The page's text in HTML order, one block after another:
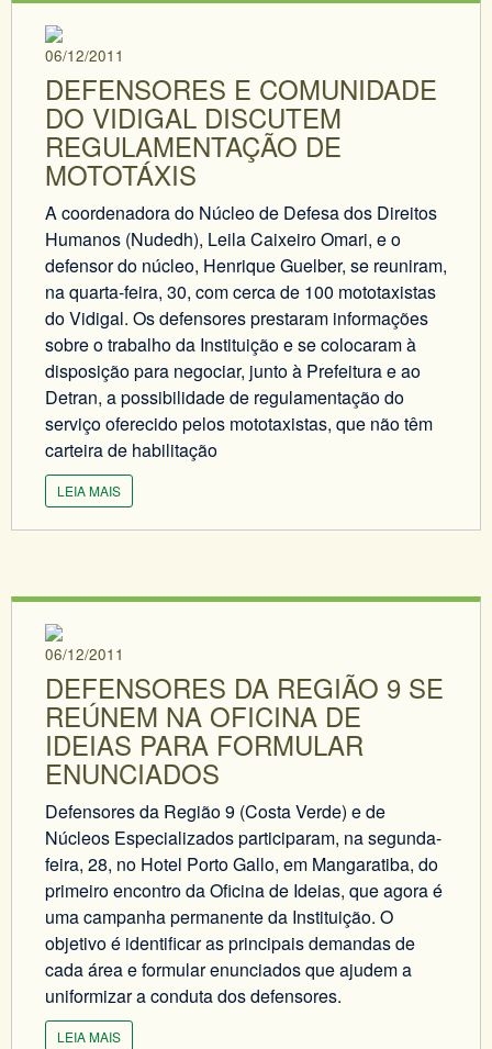
06/12/2011
DEFENSORES E COMUNIDADE
DO VIDIGAL DISCUTEM
REGULAMENTAÇÃO DE
MOTOTÁXIS
A coordenadora do Núcleo de Defesa dos Direitos
Humanos (Nudedh), Leila Caixeiro Omari, e o
defensor do núcleo, Henrique Guelber, se reuniram,
na quarta-feira, 30, com cerca de 100 mototaxistas
do Vidigal. Os defensores prestaram informações
sobre o trabalho da Instituição e se colocaram à
disposição para negociar, junto à Prefeitura e ao
Detran, a possibilidade de regulamentação do
serviço oferecido pelos mototaxistas, que não têm
carteira de habilitação
LEIA MAIS
06/12/2011
DEFENSORES DA REGIÃO 9 SE
REÚNEM NA OFICINA DE
IDEIAS PARA FORMULAR
ENUNCIADOS
Defensores da Região 9 (Costa Verde) e de
Núcleos Especializados participaram, na segunda-
feira, 28, no Hotel Porto Gallo, em Mangaratiba, do
primeiro encontro da Oficina de Ideias, que agora é
uma campanha permanente da Instituição. O
objetivo é identificar as principais demandas de
cada área e formular enunciados que ajudem a
uniformizar a conduta dos defensores.
LEIA MAIS